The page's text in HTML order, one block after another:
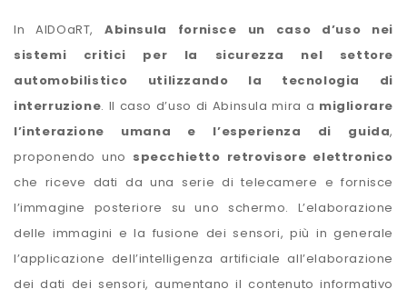
In AIDOaRT, Abinsula fornisce un caso d’uso nei
sistemi critici per la sicurezza nel settore
automobilistico utilizzando la tecnologia di
interruzione. Il caso d’uso di Abinsula mira a migliorare
l’interazione umana e l’esperienza di guida,
proponendo uno specchietto retrovisore elettronico
che riceve dati da una serie di telecamere e fornisce
l’immagine posteriore su uno schermo. L’elaborazione
delle immagini e la fusione dei sensori, più in generale
l’applicazione dell’intelligenza artificiale all’elaborazione
dei dati dei sensori, aumentano il contenuto informativo